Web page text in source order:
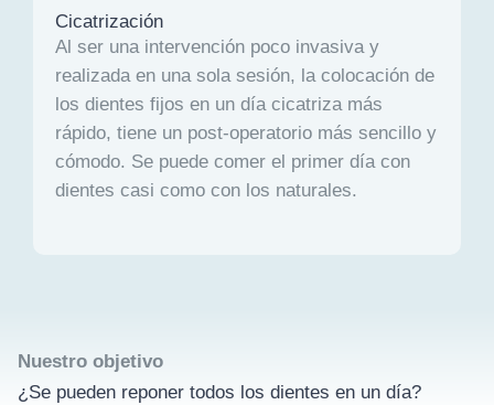
Cicatrización
Al ser una intervención poco invasiva y
realizada en una sola sesión, la colocación de
los dientes fijos en un día cicatriza más
rápido, tiene un post-operatorio más sencillo y
cómodo. Se puede comer el primer día con
dientes casi como con los naturales.
Nuestro objetivo
¿Se pueden reponer todos los dientes en un día?